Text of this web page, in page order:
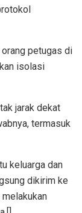
orang petugas di
isolasi
jarak dekat
termasuk
keluarga dan
dikirim ke